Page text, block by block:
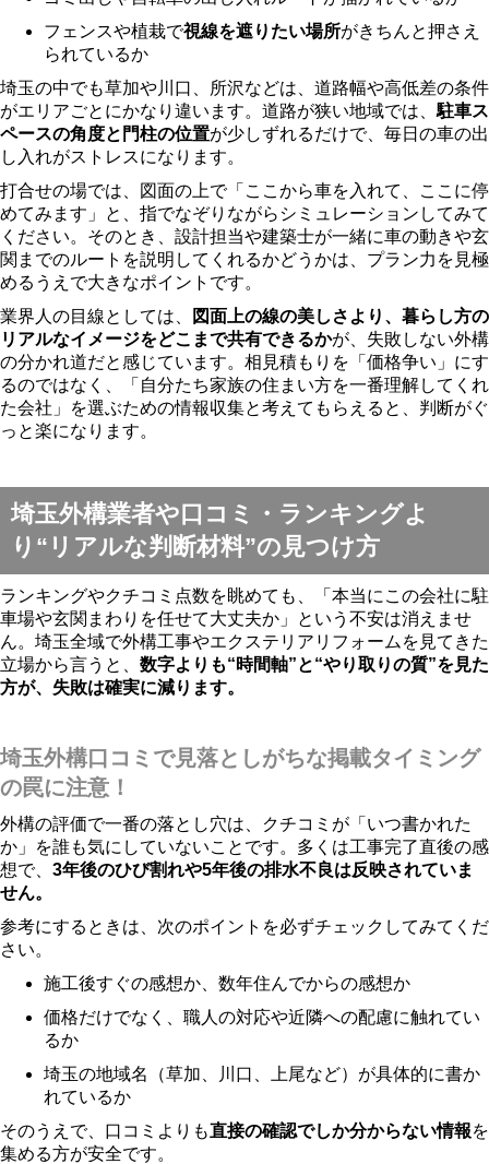
フェンスや植栽で視線を遮りたい場所がきちんと押さえ
られているか
埼玉の中でも草加や川口、所沢などは、道路幅や高低差の条件
がエリアごとにかなり違います。道路が狭い地域では、 駐車ス
ペースの角度と門柱の位置が少しずれるだけで、毎日の車の出
し入れがストレスになります。
打合せの場では、図面の上で「ここから車を入れて、ここに停
めてみます」と、指でなぞりながらシミュレーションしてみて
ください。そのとき、設計担当や建築士が一緒に車の動きや玄
関までのルートを説明してくれるかどうかは、プラン力を見極
めるうえで大きなポイントです。
業界人の目線としては、
図面上の線の美しさより、暮らし方の
リアルなイメージをどこまで共有できるかが、失敗しない外構
の分かれ道だと感じています。相見積もりを「価格争い」にす
るのではなく、「自分たち家族の住まい方を一番理解してくれ
た会社」を選ぶための情報収集と考えてもらえると、判断がぐ
っと楽になります。
埼玉外構業者や口コミ・ランキングよ
り“リアルな判断材料”の見つけ方
ランキングやクチコミ点数を眺めても、「本当にこの会社に駐
車場や玄関まわりを任せて大丈夫か」という不安は消えませ
ん。埼玉全域で外構工事やエクステリアリフォームを見てきた
立場から言うと、 数字よりも“時間軸”と“やり取りの質”を見た
方が、失敗は確実に減ります。
埼玉外構口コミで見落としがちな掲載タイミング
の罠に注意！
外構の評価で一番の落とし穴は、クチコミが「いつ書かれた
か」を誰も気にしていないことです。多くは工事完了直後の感
想で、 3年後のひび割れや5年後の排水不良は反映されていま
せん。
参考にするときは、次のポイントを必ずチェックしてみてくだ
さい。
施工後すぐの感想か、数年住んでからの感想か
価格だけでなく、職人の対応や近隣への配慮に触れてい
るか
埼玉の地域名（草加、川口、上尾など）が具体的に書か
れているか
そのうえで、口コミよりも直接の確認でしか分からない情報を
集める方が安全です。